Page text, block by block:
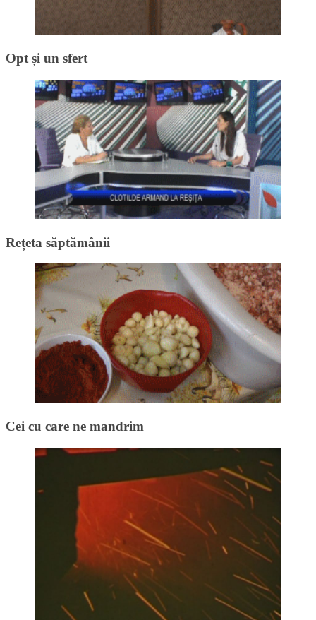
Opt și un sfert
Rețeta săptămânii
Cei cu care ne mandrim